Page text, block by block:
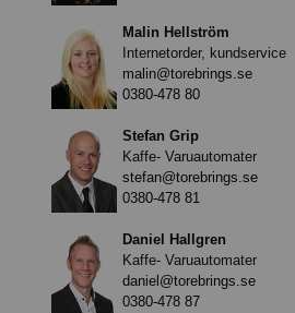
Malin Hellström
Internetorder, kundservice
malin@torebrings.se
0380-478 80
Stefan Grip
Kaffe- Varuautomater
stefan@torebrings.se
0380-478 81
Daniel Hallgren
Kaffe- Varuautomater
daniel@torebrings.se
0380-478 87